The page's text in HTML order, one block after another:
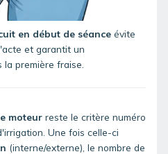
en début de séance évite
et garantit un
première fraise.
moteur reste le critère numéro
Une fois celle-ci
(interne/externe), le nombre de